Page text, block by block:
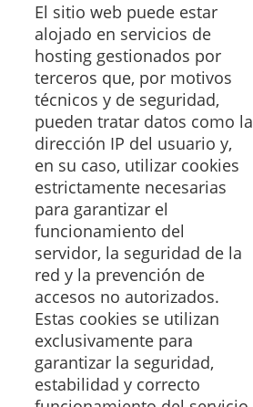
El sitio web puede estar
alojado en servicios de
hosting gestionados por
terceros que, por motivos
técnicos y de seguridad,
pueden tratar datos como la
dirección IP del usuario y,
en su caso, utilizar cookies
estrictamente necesarias
para garantizar el
funcionamiento del
servidor, la seguridad de la
red y la prevención de
accesos no autorizados.
Estas cookies se utilizan
exclusivamente para
garantizar la seguridad,
estabilidad y correcto